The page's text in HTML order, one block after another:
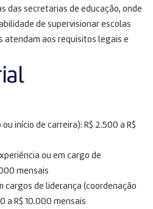
das secretarias de educação, onde
de supervisionar escolas
atendam aos requisitos legais e
início de carreira): R$ 2.500 a R$
ou em cargo de
mensais
cargos de liderança (coordenação
a R$ 10.000 mensais